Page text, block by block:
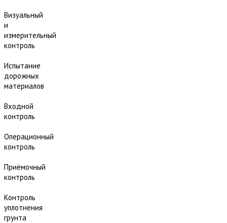
Визуальный
и
измерительный
контроль
Испытание
дорожных
материалов
Входной
контроль
Операционный
контроль
Приёмочный
контроль
Контроль
уплотнения
грунта